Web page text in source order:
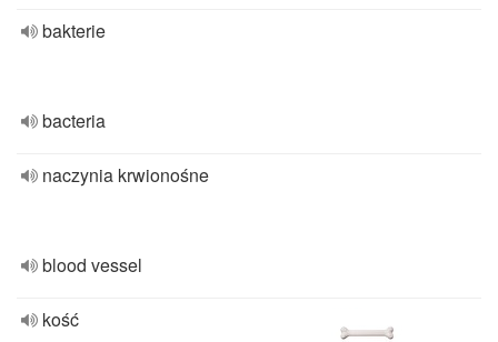
bakterie
bacteria
naczynia krwionośne
blood vessel
kość